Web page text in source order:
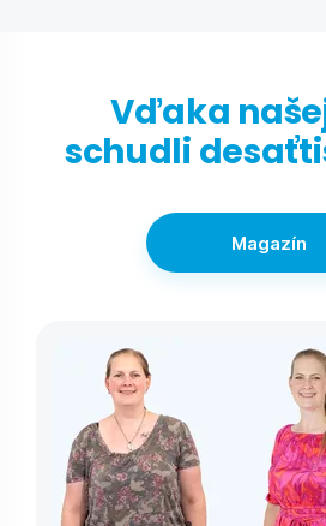
Vďaka
schudli
Magazín